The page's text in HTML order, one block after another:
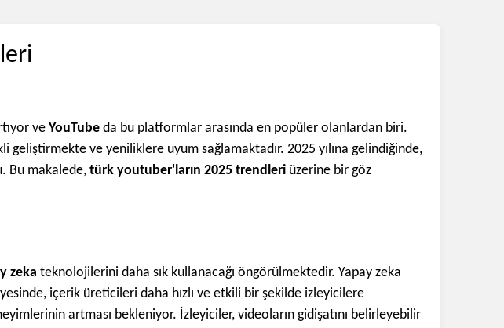
ve YouTube da bu platformlar arasında en popüler olanlardan biri.
ve yeniliklere uyum sağlamaktadır. 2025 yılına gelindiğinde,
Bu makalede, türk youtuber'ların 2025 trendleri üzerine bir göz
zeka teknolojilerini daha sık kullanacağı öngörülmektedir. Yapay zeka
içerik üreticileri daha hızlı ve etkili bir şekilde izleyicilere
artması bekleniyor. İzleyiciler, videoların gidişatını belirleyebilir